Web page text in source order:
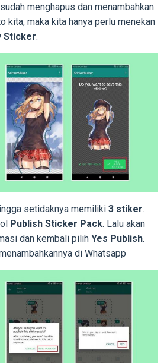
menghapus dan menambahkan
kita, maka kita hanya perlu menekan
Sticker.
setidaknya memiliki 3 stiker.
Publish Sticker Pack. Lalu akan
dan kembali pilih Yes Publish.
di Whatsapp